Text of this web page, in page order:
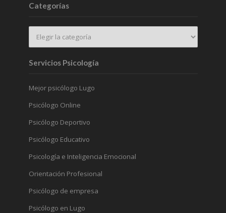
Categorías
Servicios Psicología
Mejor psicólogo Lugo
Psicólogo Online
Psicólogo Deportivo
Psicólogo Educativo
Psicología e Inteligencia Emocional
Orientación Profesional
Psicólogo de empresa
Psicólogo en Lugo